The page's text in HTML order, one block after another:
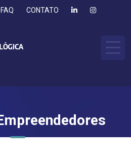
FAQ CONTATO